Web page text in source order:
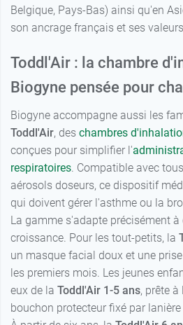
Belgique, Pays-Bas) ainsi qu'en
son ancrage français et ses
Toddl'Air : la chambre
Biogyne pensée pour
Biogyne accompagne aussi les
Toddl'Air, des chambres
conçues pour simplifier l'
respiratoires . Compatible avec
aérosols doseurs, ce dispositif
qui doivent gérer l'asthme ou la
La gamme s'adapte précisément à
croissance. Pour les tout-petits, la
un masque facial doux et une
les premiers mois. Les jeunes
eux de la Toddl'Air 1-5 ans, prête
bouchon protecteur fixé par